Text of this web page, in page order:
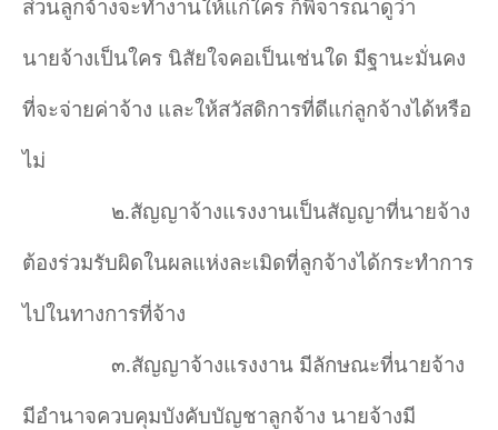
ส่วนลูกจ้างจะทำงานให้แก่ใคร ก็พิจารณาดูว่า
นายจ้างเป็นใคร นิสัยใจคอเป็นเช่นใด มีฐานะมั่นคง
ที่จะจ่ายค่าจ้าง และให้สวัสดิการที่ดีแก่ลูกจ้างได้หรือ
ไม่
๒.สัญญาจ้างแรงงานเป็นสัญญาที่นายจ้าง
ต้องร่วมรับผิดในผลแห่งละเมิดที่ลูกจ้างได้กระทำการ
ไปในทางการที่จ้าง
๓.สัญญาจ้างแรงงาน มีลักษณะที่นายจ้าง
มีอำนาจควบคุมบังคับบัญชาลูกจ้าง นายจ้างมี